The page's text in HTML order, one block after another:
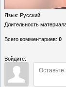
Язык: Русский
Длительность
Всего комментариев: 0
Войдите: